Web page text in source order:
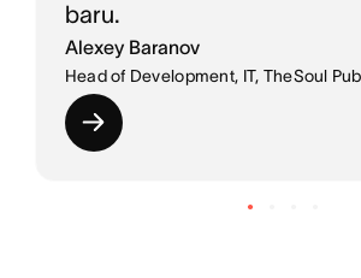
baru.
Alexey Baranov
Head of Development, IT, TheSoul